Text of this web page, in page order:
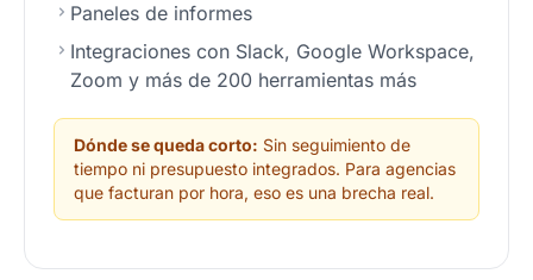
Paneles de informes
Integraciones con Slack, Google Workspace,
Zoom y más de 200 herramientas más
Dónde se queda corto: Sin seguimiento de
tiempo ni presupuesto integrados. Para agencias
que facturan por hora, eso es una brecha real.